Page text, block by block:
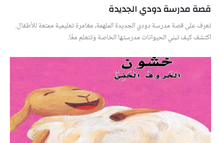
قصة مدرسة دودي الجديدة
تعرف على قصة مدرسة دودي الجديدة الملهمة، مغامرة تعليمية ممتعة للأطفال.
اكتشف كيف تبني الحيوانات مدرستها الخاصة وتتعلم معًا.